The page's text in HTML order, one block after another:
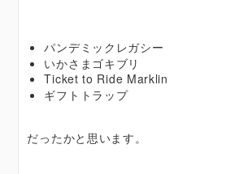
パンデミックレガシー
いかさまゴキブリ
Ticket to Ride Marklin
ギフトトラップ
だったかと思います。